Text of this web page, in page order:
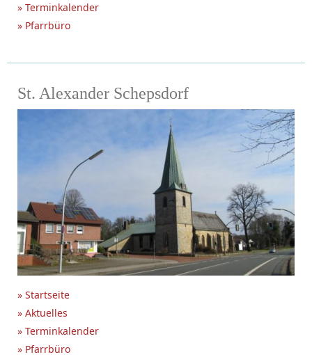
» Terminkalender
» Pfarrbüro
St. Alexander Schepsdorf
» Startseite
» Aktuelles
» Terminkalender
» Pfarrbüro